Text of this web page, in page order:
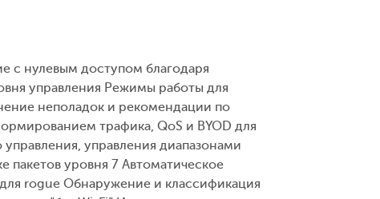
с нулевым доступом благодаря
управления Режимы работы для
неполадок и рекомендации по
трафика, QoS и BYOD для
управления диапазонами
уровня 7 Автоматическое
rogue Обнаружение и классификация